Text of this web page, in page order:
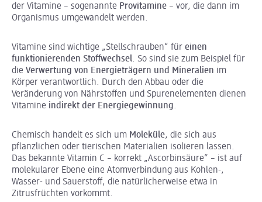
der Vitamine – sogenannte Provitamine – vor, die dann im
Organismus umgewandelt werden.
Vitamine sind wichtige „Stellschrauben“ für einen
funktionierenden Stoffwechsel. So sind sie zum Beispiel für
die Verwertung von Energieträgern und Mineralien im
Körper verantwortlich. Durch den Abbau oder die
Veränderung von Nährstoffen und Spurenelementen dienen
Vitamine indirekt der Energiegewinnung.
Chemisch handelt es sich um Moleküle, die sich aus
pflanzlichen oder tierischen Materialien isolieren lassen.
Das bekannte Vitamin C – korrekt „Ascorbinsäure“ – ist auf
molekularer Ebene eine Atomverbindung aus Kohlen-,
Wasser- und Sauerstoff, die natürlicherweise etwa in
Zitrusfrüchten vorkommt.